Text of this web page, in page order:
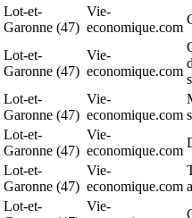
Lot-et-
Garonne (47)
Vie-
economique.com
Lot-et-
Garonne (47)
Vie-
economique.com
Lot-et-
Garonne (47)
Vie-
economique.com
Lot-et-
Garonne (47)
Vie-
economique.com
Lot-et-
Garonne (47)
Vie-
economique.com
Lot-et-
Vie-